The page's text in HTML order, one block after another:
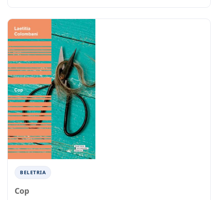
BELETRIA
Cop